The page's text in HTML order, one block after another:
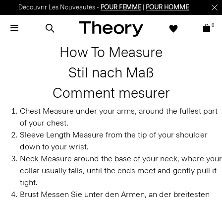
Découvrir Les Nouveautés - POUR FEMME POUR HOMME
0
How To Measure
Stil nach Maß
Comment mesurer
Chest Measure under your arms, around the fullest part
of your chest.
Sleeve Length Measure from the tip of your shoulder
down to your wrist.
Neck Measure around the base of your neck, where your
collar usually falls, until the ends meet and gently pull it
tight.
Brust Messen Sie unter den Armen, an der breitesten